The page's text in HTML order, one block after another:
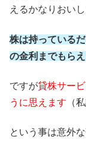
えるかなりおい
株は持っている
の金利までもら
ですが貸株サー
うに思えます （
という事は意外